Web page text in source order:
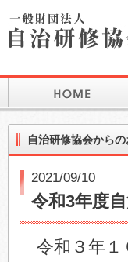
自治研修協会から
2021/09/10
令和3年度
令和３年１